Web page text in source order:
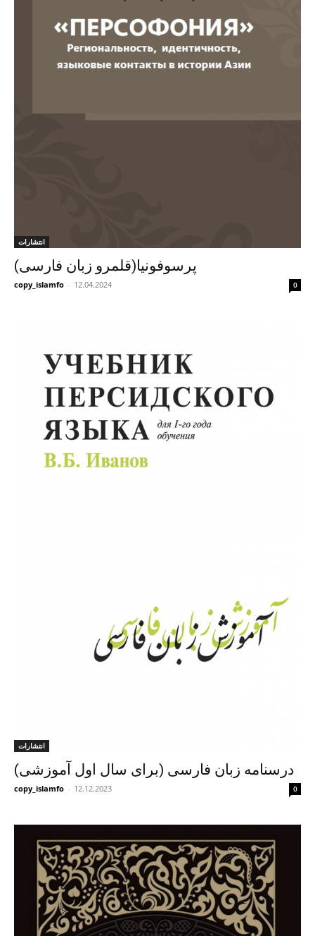
انتشارات
پرسوفونیا(قلمرو زبان فارسی)
copy_islamfo - 12.04.2024 0
انتشارات
درسنامه زبان فارسی (برای سال اول آموزشی)
copy_islamfo - 12.12.2023 0